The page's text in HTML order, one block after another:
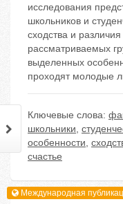
исследования
школьников и
сходства и
рассматриваемых
выделенных
проходят молодые
Ключевые слова:
школьники,
особенности,
счастье
Международная